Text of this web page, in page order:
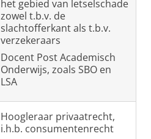
het gebied van letselschade
zowel t.b.v. de
slachtofferkant als t.b.v.
verzekeraars
Docent Post Academisch
Onderwijs, zoals SBO en
LSA
Hoogleraar privaatrecht,
i.h.b. consumentenrecht